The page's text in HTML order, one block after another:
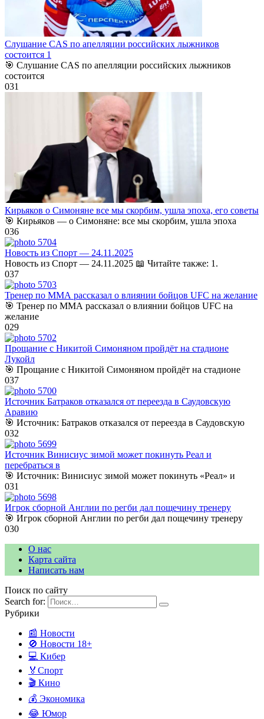
Слушание CAS по апелляции российских лыжников
состоится 1
🎯 Слушание CAS по апелляции российских лыжников
состоится
031
Кирьяков о Симоняне все мы скорбим, ушла эпоха, его советы
🎯 Кирьяков — о Симоняне: все мы скорбим, ушла эпоха
036
Новость из Спорт — 24.11.2025
Новость из Спорт — 24.11.2025 📖 Читайте также: 1.
037
Тренер по ММА рассказал о влиянии бойцов UFC на желание
🎯 Тренер по ММА рассказал о влиянии бойцов UFC на
желание
029
Прощание с Никитой Симоняном пройдёт на стадионе
Лукойл
🎯 Прощание с Никитой Симоняном пройдёт на стадионе
037
Источник Батраков отказался от переезда в Саудовскую
Аравию
🎯 Источник: Батраков отказался от переезда в Саудовскую
032
Источник Винисиус зимой может покинуть Реал и
перебраться в
🎯 Источник: Винисиус зимой может покинуть «Реал» и
031
Игрок сборной Англии по регби дал пощечину тренеру
🎯 Игрок сборной Англии по регби дал пощечину тренеру
030
О нас
Карта сайта
Написать нам
Поиск по сайту
Search for:
Рубрики
📰 Новости
🚫 Новости 18+
💻 Кибер
🏅Спорт
🎬 Кино
💰 Экономика
😂 Юмор